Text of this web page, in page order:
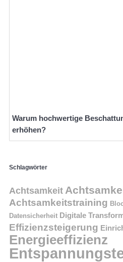
Warum hochwertige
erhöhen?
Schlagwörter
Achtsamkeit
Achtsamkeitstraining
Datensicherheit Digitale
Effizienzsteigerung
Energieeffizienz